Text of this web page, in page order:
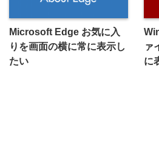
Microsoft Edge お気に入
りを画面の横に常に表示し
たい
ァ
に